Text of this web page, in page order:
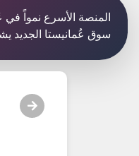
المنصة الأسرع نمواً
سوق عُمانيستا الجديد